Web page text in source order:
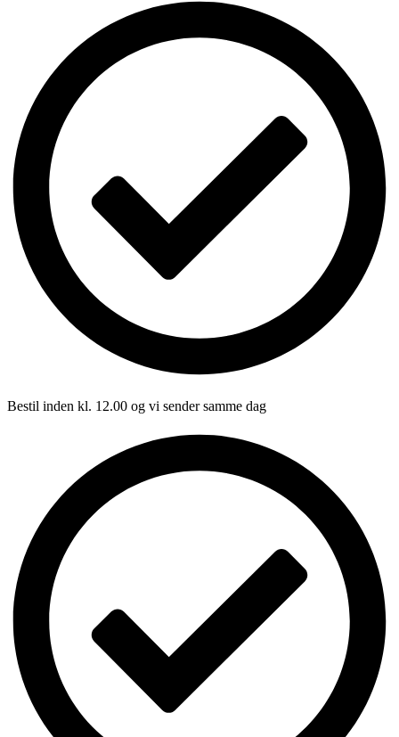
Bestil inden kl. 12.00 og vi sender samme dag